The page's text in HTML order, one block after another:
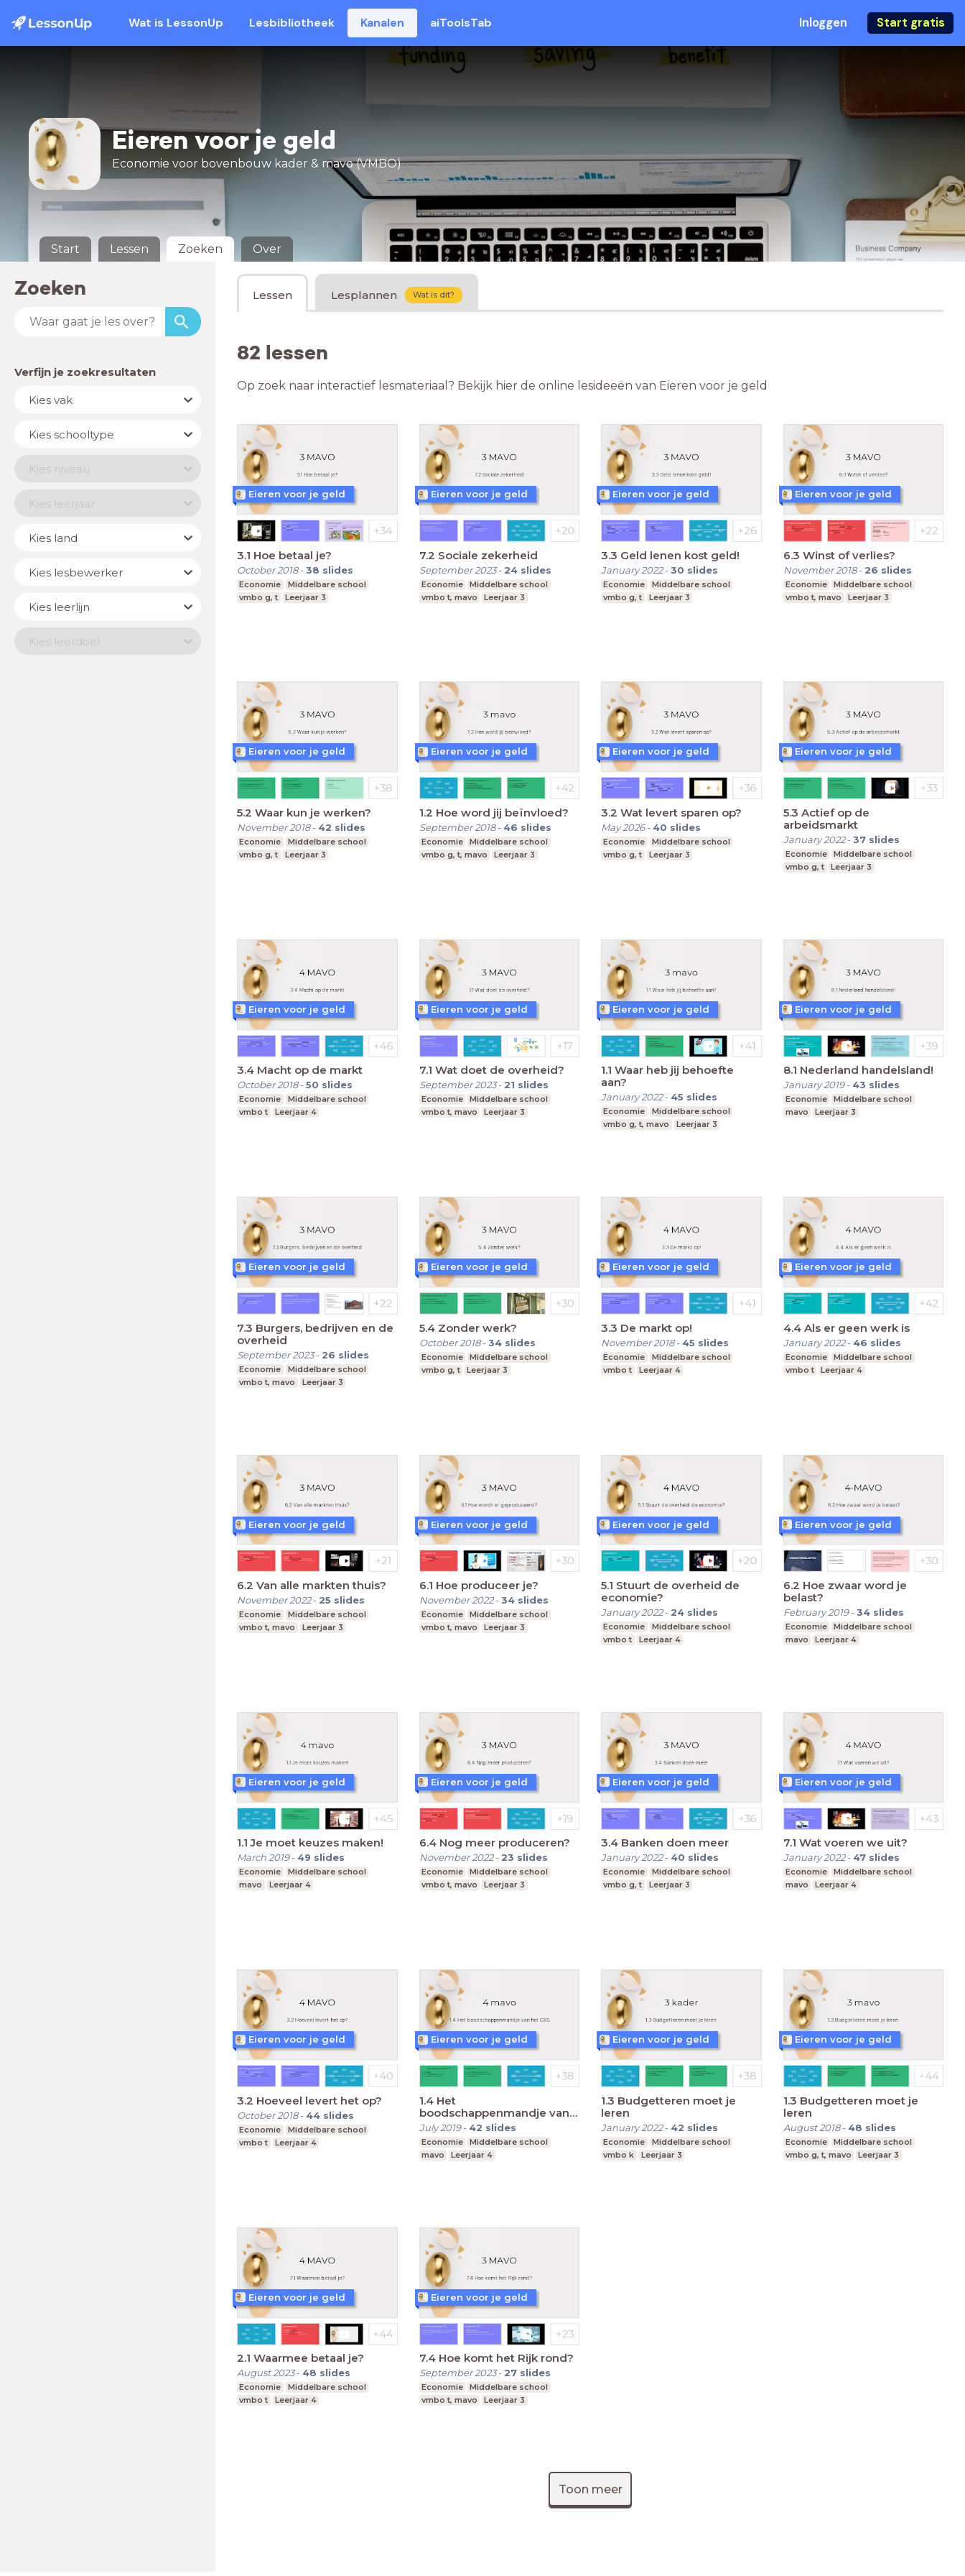
Wat is LessonUp Lesbibliotheek Kanalen aiToolsTab Inloggen Start gratis
Eieren voor je geld
Economie voor bovenbouw kader & mavo (VMBO)
Start Lessen Zoeken Over
Zoeken
Verfijn je zoekresultaten
VakKies vak
Schooltype
Kies schooltype
Niveau
Kies niveau
JaarKies leerjaar
LandKies land
Lesbewerker
Kies lesbewerker
Leerlijn
Kies leerlijn
Leerdoel
Kies leerdoel
Lessen Lesplannen Wat is dit?
82 lessen
Op zoek naar interactief lesmateriaal? Bekijk hier de online lesideeën van Eieren voor je geld
3.1 Hoe betaal je?
October 2018-38 slides
Economie
Middelbare school
vmbo g, t
Leerjaar 3
Eieren voor je geld
7.2 Sociale zekerheid
September 2023- 24 slides
Economie
Middelbare school
vmbo t, mavo
Leerjaar 3
Eieren voor je geld
3.3 Geld lenen kost geld!
January 2022-30 slides
Economie
Middelbare school
vmbo g, t
Leerjaar 3
Eieren voor je geld
6.3 Winst of verlies?
November 2018- 26 slides
Economie
Middelbare school
vmbo t, mavo
Leerjaar 3
Eieren voor je geld
5.2 Waar kun je werken?
November 2018- 42 slides
Economie
Middelbare school
vmbo g, t
Leerjaar 3
Eieren voor je geld
1.2 Hoe word jij beïnvloed?
September 2018- 46 slides
Economie
Middelbare school
vmbo g, t, mavo
Leerjaar 3
Eieren voor je geld
3.2 Wat levert sparen op?
May 2026- 40 slides
Economie
Middelbare school
vmbo g, t
Leerjaar 3
Eieren voor je geld
5.3 Actief op de
arbeidsmarkt
January 2022-37 slides
Economie
Middelbare school
vmbo g, t
Leerjaar 3
Eieren voor je geld
3.4 Macht op de markt
October 2018-50 slides
Economie
Middelbare school
vmbo t
Leerjaar 4
Eieren voor je geld
7.1 Wat doet de overheid?
September 2023- 21 slides
Economie
Middelbare school
vmbo t, mavo
Leerjaar 3
Eieren voor je geld
1.1 Waar heb jij behoefte
aan?
January 2022- 45 slides
Economie
Middelbare school
vmbo g, t, mavo
Leerjaar 3
Eieren voor je geld
8.1 Nederland handelsland!
January 2019- 43 slides
Economie
Middelbare school
mavo
Leerjaar 3
Eieren voor je geld
7.3 Burgers, bedrijven en de
overheid
September 2023- 26 slides
Economie
Middelbare school
vmbo t, mavo
Leerjaar 3
Eieren voor je geld
5.4 Zonder werk?
October 2018-34 slides
Economie
Middelbare school
vmbo g, t
Leerjaar 3
Eieren voor je geld
3.3 De markt op!
November 2018- 45 slides
Economie
Middelbare school
vmbo t
Leerjaar 4
Eieren voor je geld
4.4 Als er geen werk is
January 2022- 46 slides
Economie
Middelbare school
vmbo t
Leerjaar 4
Eieren voor je geld
6.2 Van alle markten thuis?
November 2022- 25 slides
Economie
Middelbare school
vmbo t, mavo
Leerjaar 3
Eieren voor je geld
6.1 Hoe produceer je?
November 2022-34 slides
Economie
Middelbare school
vmbo t, mavo
Leerjaar 3
Eieren voor je geld
5.1 Stuurt de overheid de
economie?
January 2022- 24 slides
Economie
Middelbare school
vmbo t
Leerjaar 4
Eieren voor je geld
6.2 Hoe zwaar word je
belast?
February 2019-34 slides
Economie
Middelbare school
mavo
Leerjaar 4
Eieren voor je geld
1.1 Je moet keuzes maken!
March 2019- 49 slides
Economie
Middelbare school
mavo
Leerjaar 4
Eieren voor je geld
6.4 Nog meer produceren?
November 2022- 23 slides
Economie
Middelbare school
vmbo t, mavo
Leerjaar 3
Eieren voor je geld
3.4 Banken doen meer
January 2022- 40 slides
Economie
Middelbare school
vmbo g, t
Leerjaar 3
Eieren voor je geld
7.1 Wat voeren we uit?
January 2022- 47 slides
Economie
Middelbare school
mavo
Leerjaar 4
Eieren voor je geld
3.2 Hoeveel levert het op?
October 2018- 44 slides
Economie
Middelbare school
vmbo t
Leerjaar 4
Eieren voor je geld
1.4 Het
boodschappenmandje van
het CBS
July 2019- 42 slides
Economie
Middelbare school
mavo
Leerjaar 4
Eieren voor je geld
1.3 Budgetteren moet je
leren
January 2022- 42 slides
Economie
Middelbare school
vmbo k
Leerjaar 3
Eieren voor je geld
1.3 Budgetteren moet je
leren
August 2018- 48 slides
Economie
Middelbare school
vmbo g, t, mavo
Leerjaar 3
Eieren voor je geld
2.1 Waarmee betaal je?
August 2023- 48 slides
Economie
Middelbare school
vmbo t
Leerjaar 4
Eieren voor je geld
7.4 Hoe komt het Rijk rond?
September 2023- 27 slides
Economie
Middelbare school
vmbo t, mavo
Leerjaar 3
Eieren voor je geld
Toon meer